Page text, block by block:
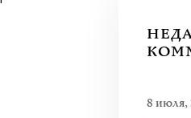
8 июля,